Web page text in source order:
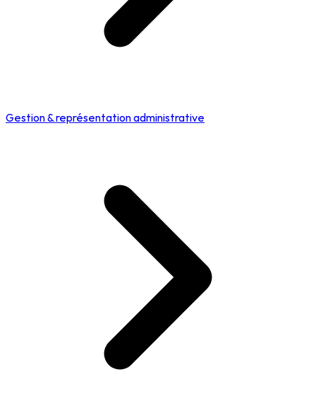
Gestion & représentation administrative